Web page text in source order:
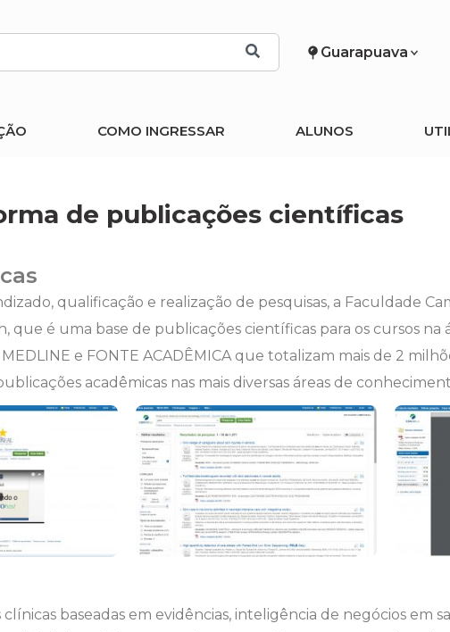
Guarapuava
COMO INGRESSAR ALUNOS
de publicações científicas
qualificação e realização de pesquisas, a Faculdade
é uma base de publicações científicas para os cursos na
e FONTE ACADÊMICA que totalizam mais de 2
acadêmicas nas mais diversas áreas de
baseadas em evidências, inteligência de negócios em